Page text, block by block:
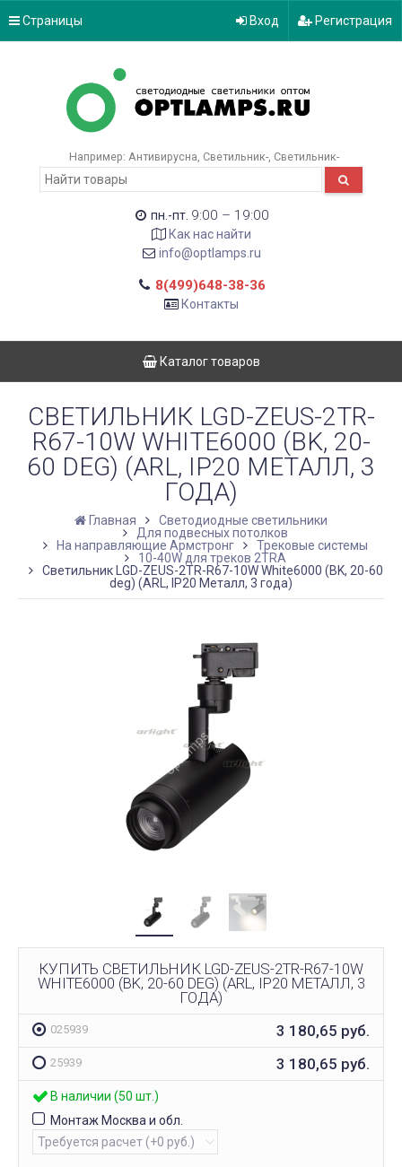
Страницы Вход Регистрация
Например: Антивирусна Светильник- Светильник-
пн.-пт. 9:00 – 19:00
Как нас найти
info@optlamps.ru
8(499)648-38-36
Контакты
Каталог товаров
СВЕТИЛЬНИК LGD-ZEUS-2TR-
R67-10W WHITE6000 (BK, 20-
60 DEG) (ARL, IP20 МЕТАЛЛ, 3
ГОДА)
Главная
Светодиодные светильники
Для подвесных потолков
На направляющие Армстронг
Трековые системы
10-40W для треков 2TRA
Светильник LGD-ZEUS-2TR-R67-10W White6000 (BK, 20-60
deg) (ARL, IP20 Металл, 3 года)
КУПИТЬ СВЕТИЛЬНИК LGD-ZEUS-2TR-R67-10W
WHITE6000 (BK, 20-60 DEG) (ARL, IP20 МЕТАЛЛ, 3
ГОДА)
025939 3 180,65 руб.
25939 3 180,65 руб.
В наличии (50 шт.)
Монтаж Москва и обл.